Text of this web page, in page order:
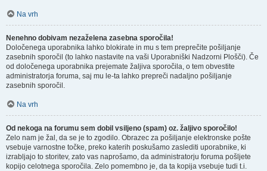
Na vrh
Nenehno dobivam nezaželena zasebna sporočila!
Določenega uporabnika lahko blokirate in mu s tem preprečite pošiljanje
zasebnih sporočil (to lahko nastavite na vaši Uporabniški Nadzorni Plošči). Če
od določenega uporabnika prejemate žaljiva sporočila, o tem obvestite
administratorja foruma, saj mu le-ta lahko prepreči nadaljno pošiljanje
zasebnih sporočil.
Na vrh
Od nekoga na forumu sem dobil vsiljeno (spam) oz. žaljivo sporočilo!
Zelo nam je žal, da se je to zgodilo. Obrazec za pošiljanje elektronske pošte
vsebuje varnostne točke, preko katerih poskušamo zaslediti uporabnike, ki
izrabljajo to storitev, zato vas naprošamo, da administratorju foruma pošljete
kopijo celotnega sporočila. Zelo pomembno je, da ta kopija vsebuje tudi t.i.